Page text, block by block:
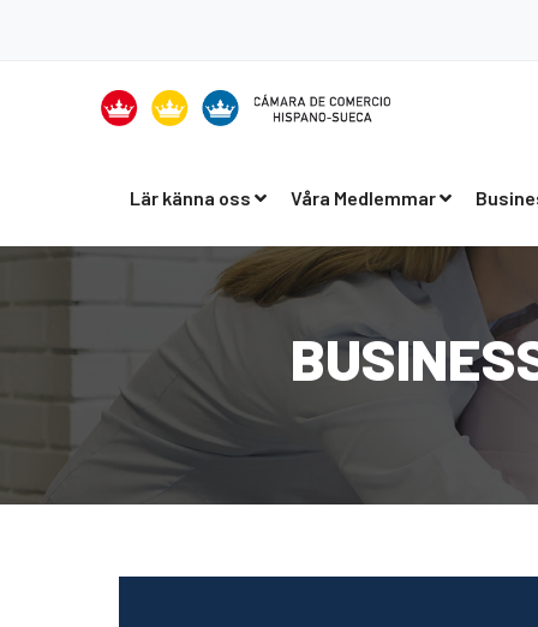
Lär känna oss Våra Medlemmar